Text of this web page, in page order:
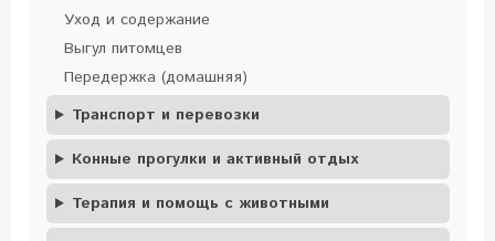
Уход и содержание
Выгул питомцев
Передержка (домашняя)
Транспорт и перевозки
Конные прогулки и активный отдых
Терапия и помощь с животными